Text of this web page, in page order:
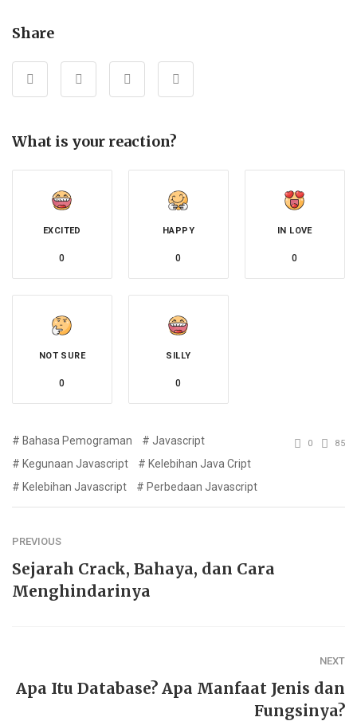
Share
What is your reaction?
EXCITED
0
HAPPY
0
IN LOVE
0
NOT SURE
0
SILLY
0
Bahasa Pemograman
Javascript
Kegunaan Javascript
Kelebihan Java Cript
Kelebihan Javascript
Perbedaan Javascript
0 85
PREVIOUS
Sejarah Crack, Bahaya, dan Cara
Menghindarinya
NEXT
Apa Itu Database? Apa Manfaat Jenis dan
Fungsinya?